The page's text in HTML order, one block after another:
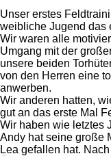
Unser erstes
weibliche Jugend das
Wir waren alle
Umgang mit der
unsere beiden
von den Herren eine
anwerben.
Wir anderen hatten,
gut an das erste Mal
Wir haben wie letztes
Andy hat seine große
Lea gefallen hat.